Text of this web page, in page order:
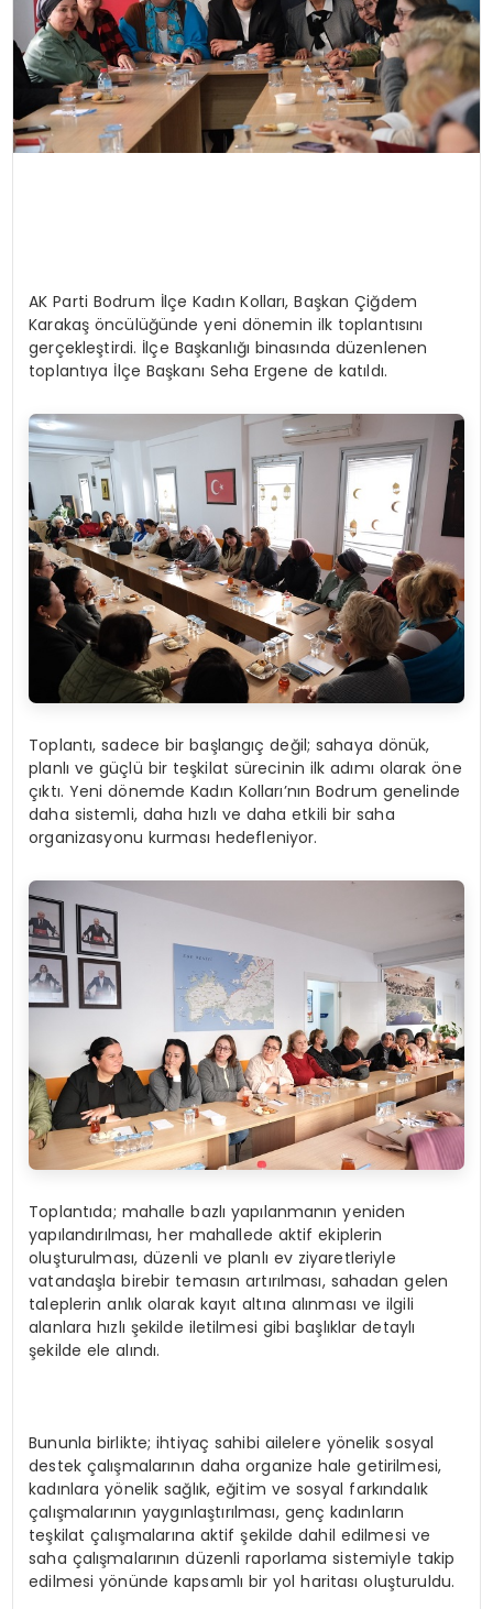
AK Parti Bodrum İlçe Kadın Kolları, Başkan Çiğdem
Karakaş öncülüğünde yeni dönemin ilk toplantısını
gerçekleştirdi. İlçe Başkanlığı binasında düzenlenen
toplantıya İlçe Başkanı Seha Ergene de katıldı.
Toplantı, sadece bir başlangıç değil; sahaya dönük,
planlı ve güçlü bir teşkilat sürecinin ilk adımı olarak öne
çıktı. Yeni dönemde Kadın Kolları’nın Bodrum genelinde
daha sistemli, daha hızlı ve daha etkili bir saha
organizasyonu kurması hedefleniyor.
Toplantıda; mahalle bazlı yapılanmanın yeniden
yapılandırılması, her mahallede aktif ekiplerin
oluşturulması, düzenli ve planlı ev ziyaretleriyle
vatandaşla birebir temasın artırılması, sahadan gelen
taleplerin anlık olarak kayıt altına alınması ve ilgili
alanlara hızlı şekilde iletilmesi gibi başlıklar detaylı
şekilde ele alındı.
Bununla birlikte; ihtiyaç sahibi ailelere yönelik sosyal
destek çalışmalarının daha organize hale getirilmesi,
kadınlara yönelik sağlık, eğitim ve sosyal farkındalık
çalışmalarının yaygınlaştırılması, genç kadınların
teşkilat çalışmalarına aktif şekilde dahil edilmesi ve
saha çalışmalarının düzenli raporlama sistemiyle takip
edilmesi yönünde kapsamlı bir yol haritası oluşturuldu.